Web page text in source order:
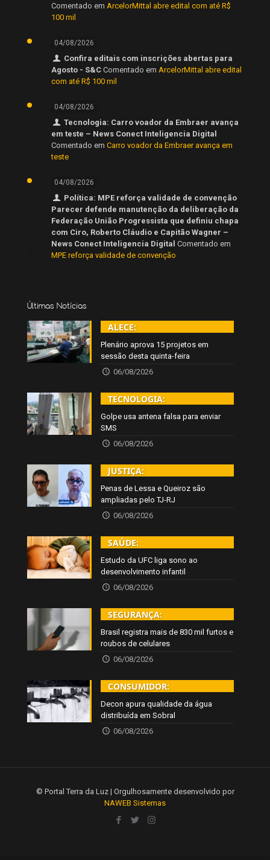
Comentado em ArcelorMittal abre edital com até R$
100 mil
04/08/2026
Confira editais com inscrições abertas para
Agosto - S&C Comentado em ArcelorMittal abre edital
com até R$ 100 mil
04/08/2026
Tecnologia: Carro voador da Embraer avança
em teste – News Conect Inteligencia Digital
Comentado em Carro voador da Embraer avança em
teste
04/08/2026
Política: MPE reforça validade de convenção
Parecer defende manutenção da deliberação da
Federação União Progressista que definiu chapa
com Ciro, Roberto Cláudio e Capitão Wagner –
News Conect Inteligencia Digital Comentado em
MPE reforça validade de convenção
Últimas Notícias
ALECE:
Plenário aprova 15 projetos em
sessão desta quinta-feira
06/08/2026
TECNOLOGIA:
Golpe usa antena falsa para enviar
SMS
06/08/2026
JUSTIÇA:
Penas de Lessa e Queiroz são
ampliadas pelo TJ-RJ
06/08/2026
SAÚDE:
Estudo da UFC liga sono ao
desenvolvimento infantil
06/08/2026
SEGURANÇA:
Brasil registra mais de 830 mil furtos e
roubos de celulares
06/08/2026
CONSUMIDOR:
Decon apura qualidade da água
distribuída em Sobral
06/08/2026
© Portal Terra da Luz | Orgulhosamente desenvolvido por
NAWEB Sistemas